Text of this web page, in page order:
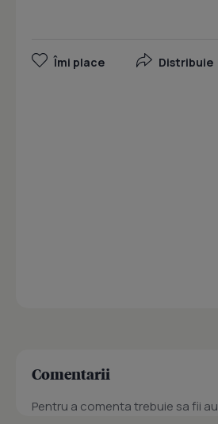
Îmi place Distribuie
Comentarii
Pentru a comenta trebuie sa fii